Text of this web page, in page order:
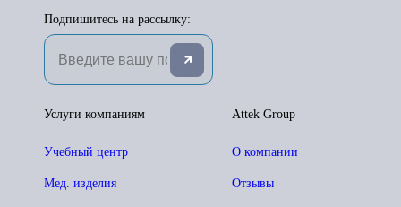
Подпишитесь на рассылку:
Attek Group
О компании
Отзывы
Услуги компаниям
Учебный центр
Мед. изделия